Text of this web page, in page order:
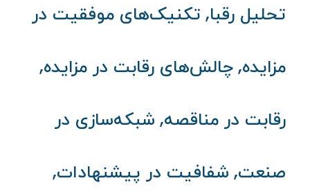
تحلیل رقبا, تکنیک‌های موفقیت در
مزایده, چالش‌های رقابت در مزایده,
رقابت در مناقصه, شبکه‌سازی در
صنعت, شفافیت در پیشنهادات,